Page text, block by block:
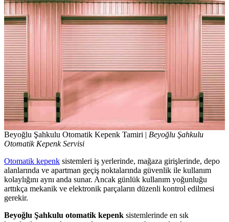
Beyoğlu Şahkulu Otomatik Kepenk Tamiri | Beyoğlu Şahkulu
Otomatik Kepenk Servisi
Otomatik kepenk sistemleri iş yerlerinde, mağaza girişlerinde, depo
alanlarında ve apartman geçiş noktalarında güvenlik ile kullanım
kolaylığını aynı anda sunar. Ancak günlük kullanım yoğunluğu
arttıkça mekanik ve elektronik parçaların düzenli kontrol edilmesi
gerekir.
Beyoğlu Şahkulu otomatik kepenk sistemlerinde en sık